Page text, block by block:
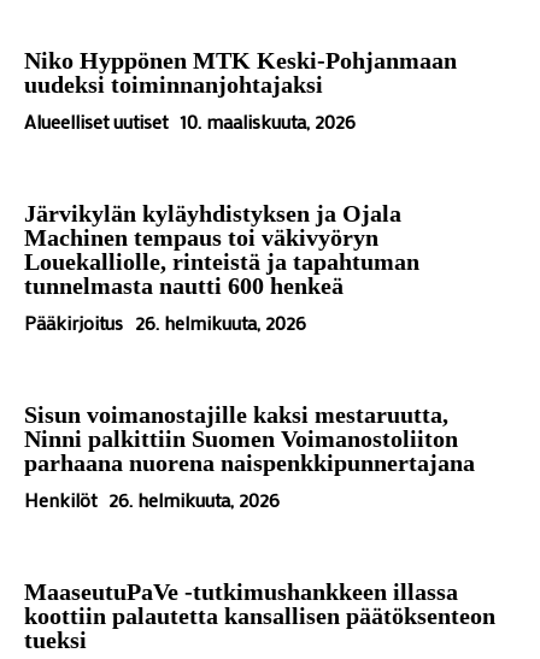
Niko Hyppönen MTK Keski-Pohjanmaan
uudeksi toiminnanjohtajaksi
Alueelliset uutiset 10. maaliskuuta, 2026
Järvikylän kyläyhdistyksen ja Ojala
Machinen tempaus toi väkivyöryn
Louekalliolle, rinteistä ja tapahtuman
tunnelmasta nautti 600 henkeä
Pääkirjoitus 26. helmikuuta, 2026
Sisun voimanostajille kaksi mestaruutta,
Ninni palkittiin Suomen Voimanostoliiton
parhaana nuorena naispenkkipunnertajana
Henkilöt 26. helmikuuta, 2026
MaaseutuPaVe -tutkimushankkeen illassa
koottiin palautetta kansallisen päätöksenteon
tueksi